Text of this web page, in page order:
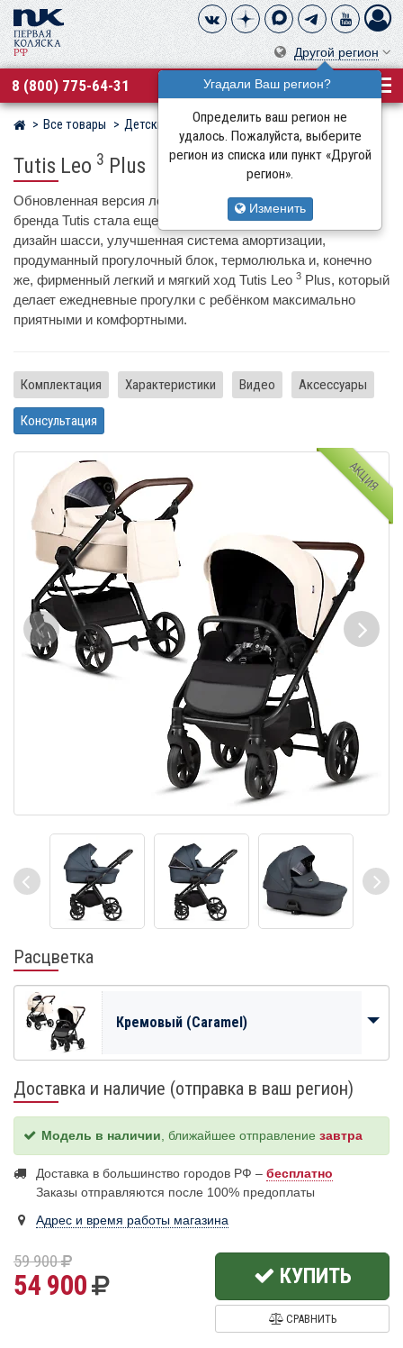
Другой регион
Угадали Ваш регион?
Определить ваш регион не
удалось. Пожалуйста, выберите
регион из списка или пункт «Другой
регион».
Изменить
8 (800) 775-64-31
Магазин детских колясок
Все товары Детские коляски Tutis
Tutis Leo 3 Plus
Обновленная версия легендарной коляски от популярного
бренда Tutis стала еще более привлекательной: стильный
дизайн шасси, улучшенная система амортизации,
продуманный прогулочный блок, термолюлька и, конечно
же, фирменный легкий и мягкий ход Tutis Leo 3 Plus, который
делает ежедневные прогулки с ребёнком максимально
приятными и комфортными.
Комплектация Характеристики Видео Аксессуары
Консультация
АКЦИЯ
Расцветка
Кремовый (Caramel)
Доставка и наличие (отправка в ваш регион)
Модель в наличии , ближайшее отправление завтра
Доставка в большинство городов РФ – бесплатно
Заказы отправляются после 100% предоплаты
Адрес и время работы магазина
59 900
54 900 КУПИТЬ
СРАВНИТЬ